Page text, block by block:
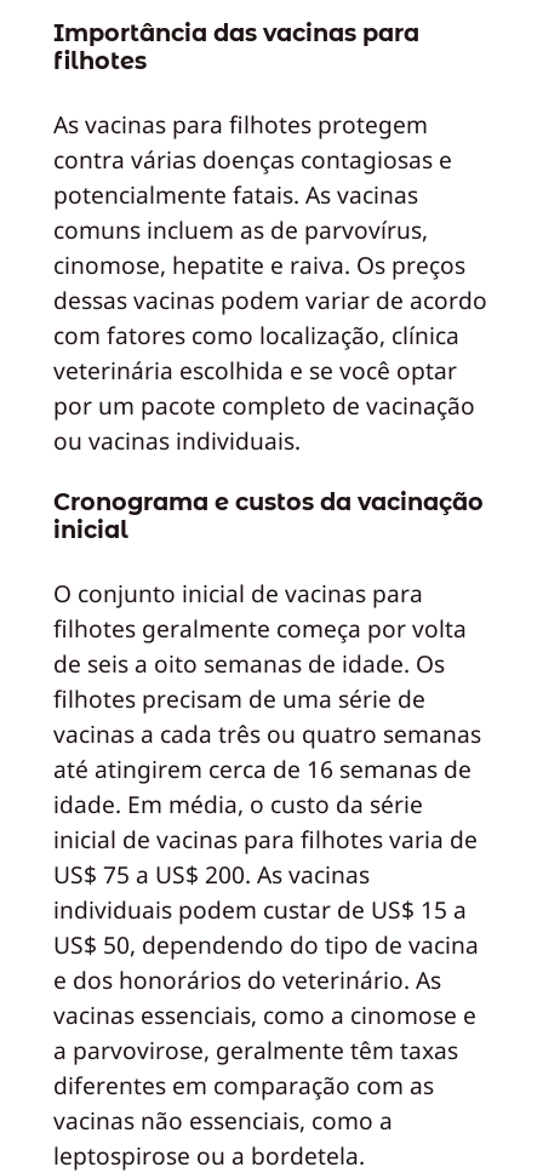
Importância das vacinas para
filhotes
As vacinas para filhotes protegem
contra várias doenças contagiosas e
potencialmente fatais. As vacinas
comuns incluem as de parvovírus,
cinomose, hepatite e raiva. Os preços
dessas vacinas podem variar de acordo
com fatores como localização, clínica
veterinária escolhida e se você optar
por um pacote completo de vacinação
ou vacinas individuais.
Cronograma e custos da vacinação
inicial
O conjunto inicial de vacinas para
filhotes geralmente começa por volta
de seis a oito semanas de idade. Os
filhotes precisam de uma série de
vacinas a cada três ou quatro semanas
até atingirem cerca de 16 semanas de
idade. Em média, o custo da série
inicial de vacinas para filhotes varia de
US$ 75 a US$ 200. As vacinas
individuais podem custar de US$ 15 a
US$ 50, dependendo do tipo de vacina
e dos honorários do veterinário. As
vacinas essenciais, como a cinomose e
a parvovirose, geralmente têm taxas
diferentes em comparação com as
vacinas não essenciais, como a
leptospirose ou a bordetela.